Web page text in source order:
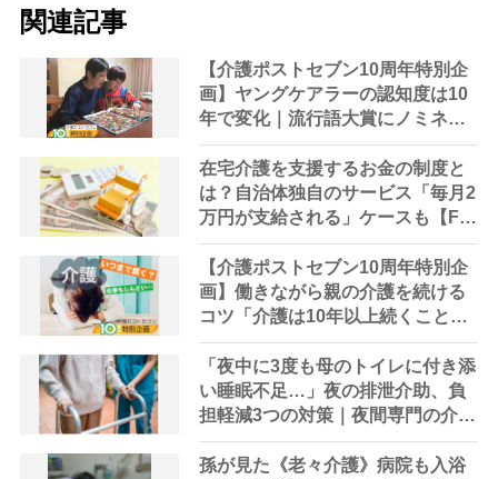
関連記事
【介護ポストセブン10周年特別企
画】ヤングケアラーの認知度は10
年で変化｜流行語大賞にノミネー
ト、法律にも明記されたが果たし
て現在は？
在宅介護を支援するお金の制度と
は？自治体独自のサービス「毎月2
万円が支給される」ケースも【FP
解説】
【介護ポストセブン10周年特別企
画】働きながら親の介護を続ける
コツ「介護は10年以上続くこと
も…3つのフェーズに分けて考えて
みよう」【社会福祉士解説】
「夜中に3度も母のトイレに付き添
い睡眠不足…」夜の排泄介助、負
担軽減3つの対策｜夜間専門の介護
対策やレスパイトケアなどケアマ
ネに相談を
孫が見た《老々介護》病院も入浴